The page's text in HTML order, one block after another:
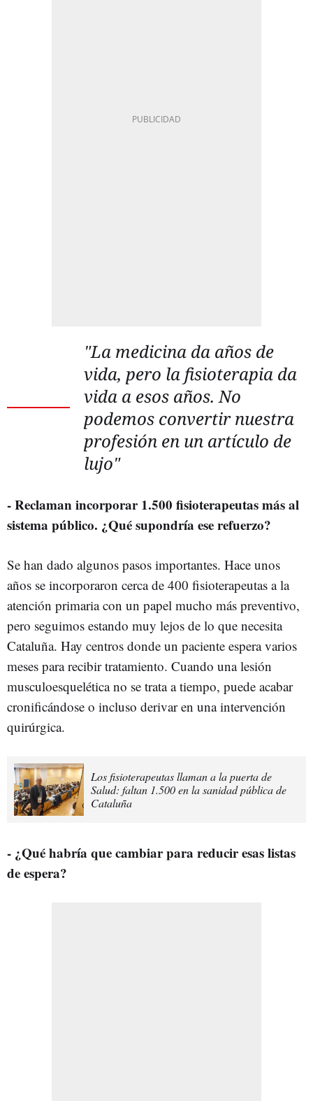
"La medicina da años de
vida, pero la fisioterapia da
vida a esos años. No
podemos convertir nuestra
profesión en un artículo de
lujo"
- Reclaman incorporar 1.500 fisioterapeutas más al
sistema público. ¿Qué supondría ese refuerzo?
Se han dado algunos pasos importantes. Hace unos
años se incorporaron cerca de 400 fisioterapeutas a la
atención primaria con un papel mucho más preventivo,
pero seguimos estando muy lejos de lo que necesita
Cataluña. Hay centros donde un paciente espera varios
meses para recibir tratamiento. Cuando una lesión
musculoesquelética no se trata a tiempo, puede acabar
cronificándose o incluso derivar en una intervención
quirúrgica.
Los fisioterapeutas llaman a la puerta de
Salud: faltan 1.500 en la sanidad pública de
Cataluña
- ¿Qué habría que cambiar para reducir esas listas
de espera?